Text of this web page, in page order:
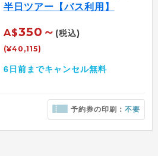
半日ツアー【バス利用】
A$350～ (税込)
(¥40,115)
6日前までキャンセル無料
予約券の印刷：不要